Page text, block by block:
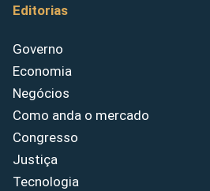
Editorias
Governo
Economia
Negócios
Como anda o mercado
Congresso
Justiça
Tecnologia